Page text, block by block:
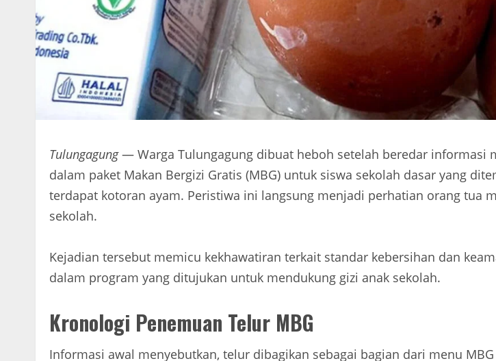
Tulungagung— Warga Tulungagung dibuat heboh setelah beredar informasi
dalam paket Makan Bergizi Gratis (MBG) untuk siswa sekolah dasar yang
terdapat kotoran ayam. Peristiwa ini langsung menjadi perhatian orang tua
sekolah.
Kejadian tersebut memicu kekhawatiran terkait standar kebersihan dan
dalam program yang ditujukan untuk mendukung gizi anak sekolah.
Kronologi Penemuan Telur MBG
Informasi awal menyebutkan, telur dibagikan sebagai bagian dari menu